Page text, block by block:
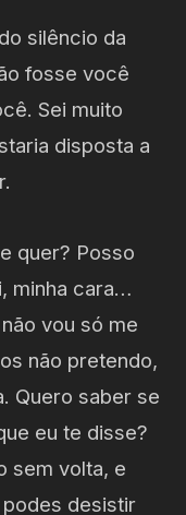
silêncio da
fosse você
Sei muito
disposta a
quer? Posso
minha cara…
vou só me
não pretendo,
Quero saber se
eu te disse?
sem volta, e
desistir